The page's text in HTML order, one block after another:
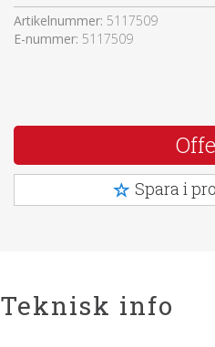
Artikelnummer: 5117509
E-nummer: 5117509
Spara i
Teknisk info